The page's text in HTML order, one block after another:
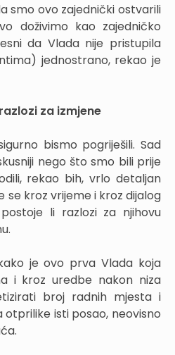
smo ovo zajednički ostvarili
doživimo kao zajedničko
da Vlada nije pristupila
jednostrano, rekao je
za izmjene
bismo pogriješili. Sad
nego što smo bili prije
rekao bih, vrlo detaljan
se kroz vrijeme i kroz dijalog
li razlozi za njihovu
je ovo prva Vlada koja
i kroz uredbe nakon niza
broj radnih mjesta i
otprilike isti posao, neovisno